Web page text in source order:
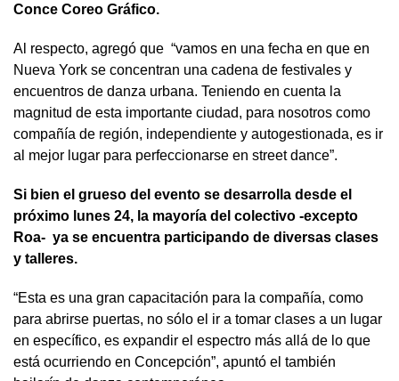
Conce Coreo Gráfico.
Al respecto, agregó que “vamos en una fecha en que en
Nueva York se concentran una cadena de festivales y
encuentros de danza urbana. Teniendo en cuenta la
magnitud de esta importante ciudad, para nosotros como
compañía de región, independiente y autogestionada, es ir
al mejor lugar para perfeccionarse en street dance”.
Si bien el grueso del evento se desarrolla desde el
próximo lunes 24, la mayoría del colectivo -excepto
Roa- ya se encuentra participando de diversas clases
y talleres.
“Esta es una gran capacitación para la compañía, como
para abrirse puertas, no sólo el ir a tomar clases a un lugar
en específico, es expandir el espectro más allá de lo que
está ocurriendo en Concepción”, apuntó el también